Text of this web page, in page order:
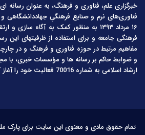
خبرگزاری علم، فناوری و فرهنگ، به عنوان رسانه
فناوری‌های نرم و صنایع فرهنگیِ جهاددانشگاهی و
۱۶ مرداد ۱۳۹۳ به منظور کمک به آگاه
فرهنگی جامعه و برای استفاده از ظرفیتهای این
مفاهیم مرتبط در حوزه فناوری و فرهنگ و در
و ضوابط حاکم بر رسانه ها و مؤسسات خبری، با
ارشاد اسلامی به شماره 70016 فعالیت خود را آغاز کرده است.
تمام حقوق مادی و معنوی این سایت برای پارک